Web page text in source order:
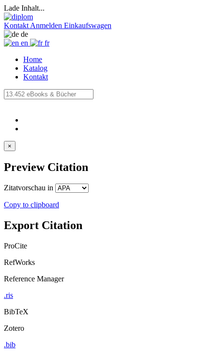
Lade Inhalt...
Kontakt Anmelden Einkaufswagen
de
en
fr
Home
Katalog
Kontakt
×
Preview Citation
Zitatvorschau in
Copy to clipboard
Export Citation
ProCite
RefWorks
Reference Manager
.ris
BibTeX
Zotero
.bib